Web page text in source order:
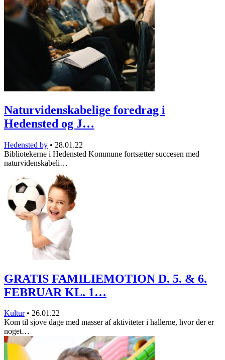
Naturvidenskabelige foredrag i
Hedensted og J…
Hedensted by • 28.01.22
Bibliotekerne i Hedensted Kommune fortsætter succesen med
naturvidenskabeli…
GRATIS FAMILIEMOTION D. 5. & 6.
FEBRUAR KL. 1…
Kultur • 26.01.22
Kom til sjove dage med masser af aktiviteter i hallerne, hvor der er
noget…